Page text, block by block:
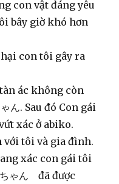
con vật đáng yêu
bây giờ khó hơn
con tôi gây ra
tàn ác không còn
ん. Sau đó Con gái
xác ở abiko.
với tôi và gia đình.
xác con gái tôi
ゃん đã được